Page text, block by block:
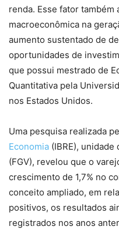
renda. Esse fator também
macroeconômica na
aumento sustentado de
oportunidades de
que possui mestrado de
Quantitativa pela
nos Estados Unidos.
Uma pesquisa realizada
Economia (IBRE), unidade
(FGV), revelou que o
crescimento de 1,7% no
conceito ampliado, em
positivos, os resultados
registrados nos anos